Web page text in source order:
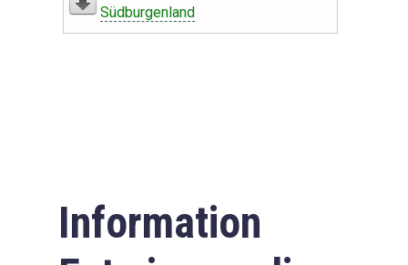
Südburgenland
Information